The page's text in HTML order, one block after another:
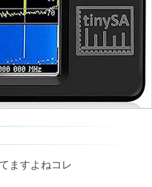
ますよねコレ